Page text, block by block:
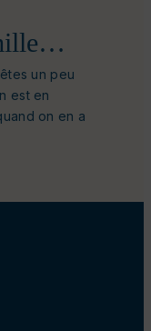
un peu
est en
on en a